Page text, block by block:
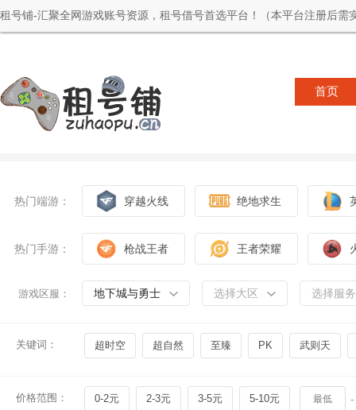
租号铺-汇聚全网游戏账号资源，租号借号首选平台！（本平台注册后需
首页
热门端游： 穿越火线 绝地求生
热门手游： 枪战王者 王者荣耀
游戏区服： 地下城与勇士 选择大区 选择服
关键词： 超时空 超自然 至臻 PK 武则天
价格范围： 0-2元 2-3元 3-5元 5-10元 -